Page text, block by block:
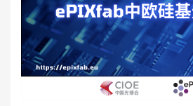
赞助机会
申请成为演讲嘉宾